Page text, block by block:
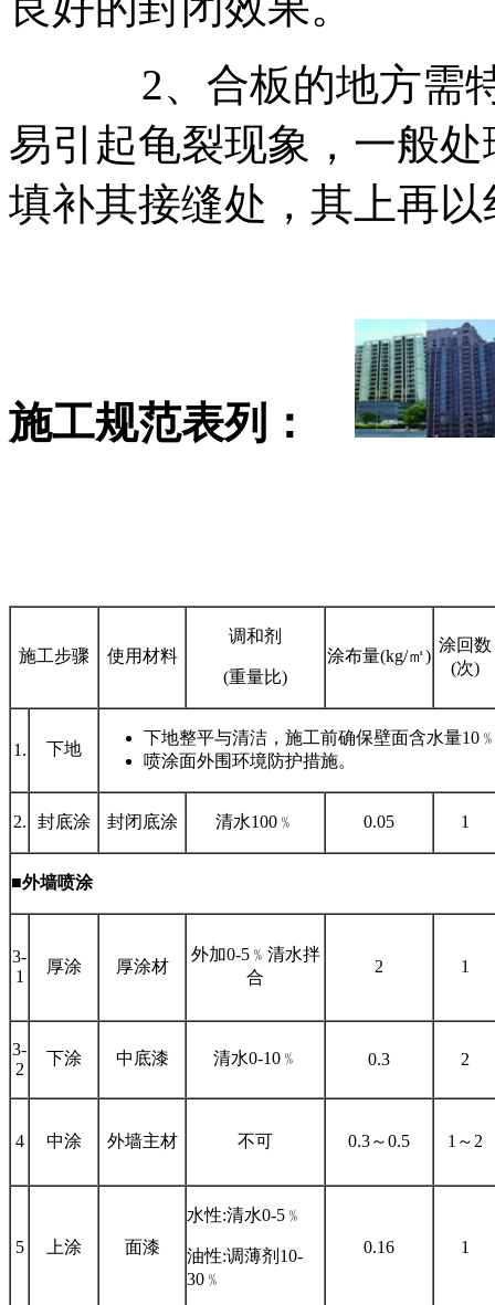
2、合板的地方需特
易引起龟裂现象，一般
填补其接缝处，其上再
施工规范表列：
施工步骤 使用材料
调和剂
(重量比)
涂布量(kg/㎡)
涂回数
(次)
1. 下地
下地整平与清洁，施工前确保壁面含水量
喷涂面外围环境防护措施。
2. 封底涂 封闭底涂 清水100﹪ 0.05 1
■外墙喷涂
3-
1
厚涂 厚涂材
外加0-5﹪清水拌
合
2 1
3-
2
下涂 中底漆 清水0-10﹪ 0.3 2
4 中涂 外墙主材 不可 0.3～0.5 1 ～2
5 上涂 面漆
水性:清水0-5﹪
油性:调薄剂10-
30﹪
0.16 1